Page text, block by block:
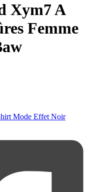
Xym7 A
Femme
Mode Effet Noir